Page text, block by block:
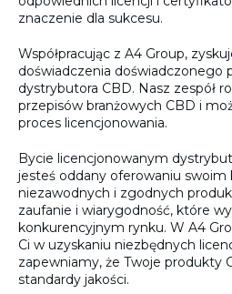
znaczenie dla sukcesu.
Współpracując z A4 Group,
doświadczenia doświadczonego
dystrybutora CBD. Nasz zespół
przepisów branżowych CBD i
proces licencjonowania.
Bycie licencjonowanym
jesteś oddany oferowaniu
niezawodnych i zgodnych
zaufanie i wiarygodność, które
konkurencyjnym rynku. W A4
Ci w uzyskaniu niezbędnych
zapewniamy, że Twoje produkty
standardy jakości.